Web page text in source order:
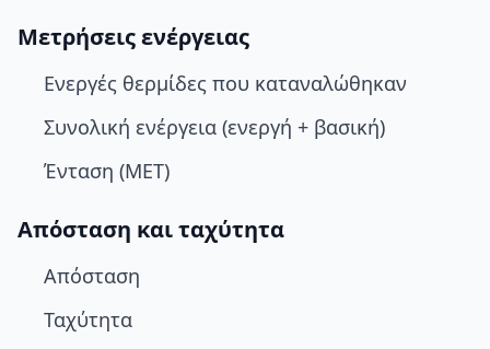
Μετρήσεις ενέργειας
Ενεργές θερμίδες που καταναλώθηκαν
Συνολική ενέργεια (ενεργή + βασική)
Ένταση (MET)
Απόσταση και ταχύτητα
Απόσταση
Ταχύτητα